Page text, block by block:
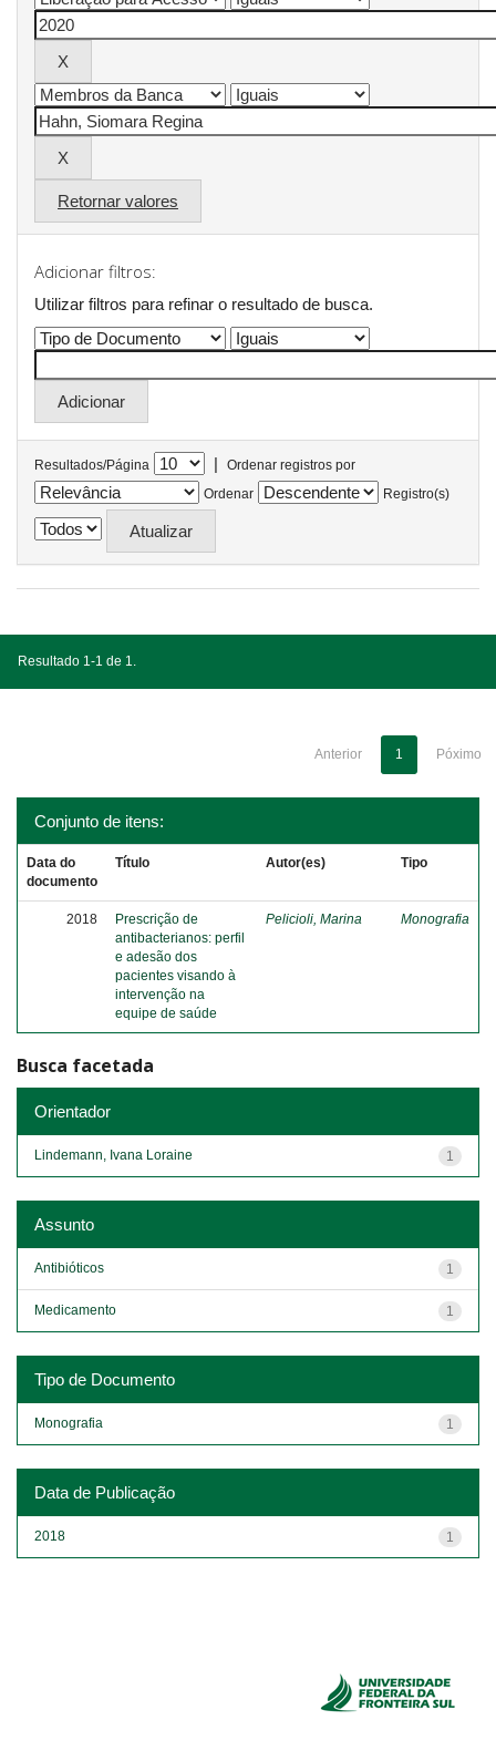
Retornar valores
Adicionar filtros:
Utilizar filtros para refinar o resultado de busca.
Resultados/Página |
Ordenar registros por
Ordenar
Registro(s)
Resultado 1-1 de 1.
Anterior 1 Póximo
Conjunto de itens:
Data do
documento
Título Autor(es) Tipo
2018
Prescrição de
antibacterianos: perfil
e adesão dos
pacientes visando à
intervenção na
equipe de saúde
Pelicioli, Marina Monografia
Busca facetada
Orientador
1
Lindemann, Ivana Loraine
Assunto
1
Antibióticos
1
Medicamento
Tipo de Documento
1
Monografia
Data de Publicação
1
2018